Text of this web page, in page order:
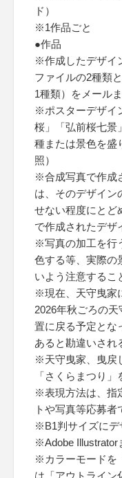
ド）
※1作品ごと
●作品
※作成したデザイ
ファイルの2種類
1種類）をメール
※ポスターデザイ
桜」「弘前桜七景
種または景色を盛
照）
※合成写真で作成
は、そのデザイン
せない程度にとど
で作成されたデザ
※写真の加工を行
色する等、実際の
いよう注意するこ
※現在、天守曳家
2026年秋ごろの
置に戻る予定とな
あると勘違いされ
※天守曳家、曳戻
「さくらまつり
※表現方法は、指
トや写真等応募
※B1判サイズにデ
※Adobe Illustrator
※カラーモードを
は「アウトライン